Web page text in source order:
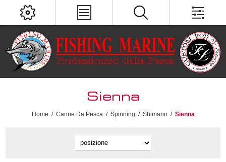
Sienna
Home / Canne Da Pesca / Spinning / Shimano / Sienna